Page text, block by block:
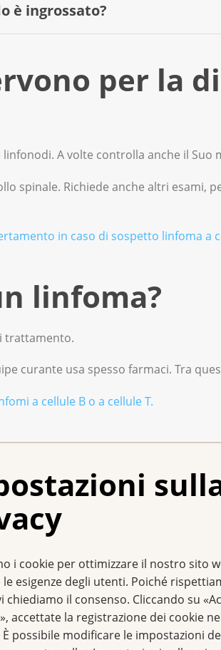
i cookie per ottimizzare il nostro sito
le esigenze degli utenti. Poiché
chiediamo il consenso. Cliccando su
accettate la registrazione dei cookie
possibile modificare le impostazioni
è ingrossato?
collo possono ingrossarsi e fare
più linfonodi ingrossati? Contatti il
per la
A volte controlla anche il Suo
spinale. Richiede anche altri esami,
in caso di sospetto linfoma a
linfoma?
trattamento.
curante usa spesso farmaci. Tra
a cellule B o a cellule T.
Lei o per i Suoi familiari? Si rivolga alla
0800 11 88 11. I consulenti e le